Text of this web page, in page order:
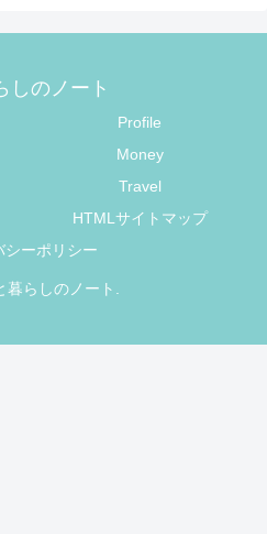
しのノート
Profile
Money
Travel
HTMLサイトマップ
シーポリシー
暮らしのノート.